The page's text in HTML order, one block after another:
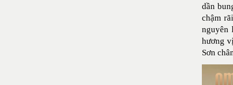
dần
chậm
nguyên
hương
Sơn